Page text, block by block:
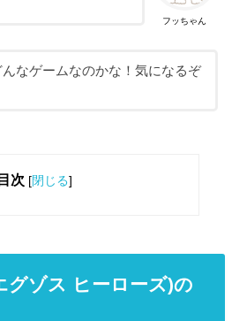
フッちゃん
なゲームなのかな！気になるぞ
目次 [閉じる]
グゾス ヒーローズ)の